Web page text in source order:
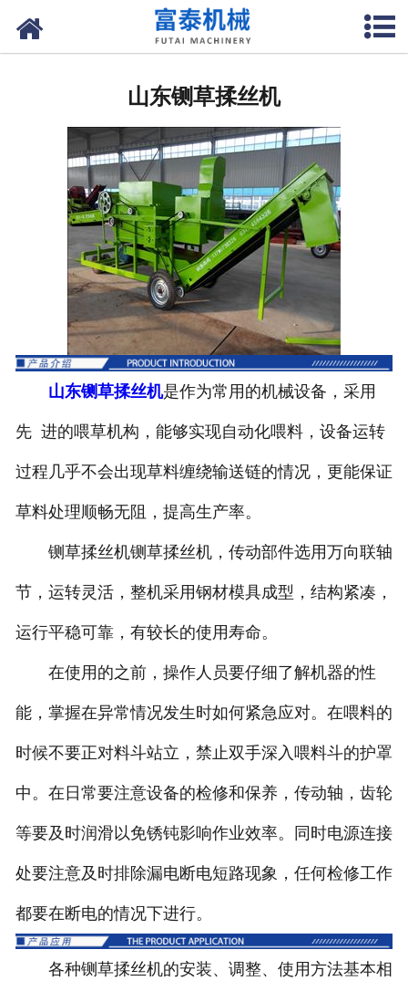
网站首页
山东花生剥壳机
山东玉米割台
山东铡草机
山东上料机
山东铡草揉丝机
山东铡草揉丝机是作为常用的机械设备，采用
先 进的喂草机构，能够实现自动化喂料，设备运转
过程几乎不会出现草料缠绕输送链的情况，更能保证
草料处理顺畅无阻，提高生产率。
铡草揉丝机铡草揉丝机，传动部件选用万向联轴
节，运转灵活，整机采用钢材模具成型，结构紧凑，
运行平稳可靠，有较长的使用寿命。
在使用的之前，操作人员要仔细了解机器的性
能，掌握在异常情况发生时如何紧急应对。在喂料的
时候不要正对料斗站立，禁止双手深入喂料斗的护罩
中。在日常要注意设备的检修和保养，传动轴，齿轮
等要及时润滑以免锈钝影响作业效率。同时电源连接
处要注意及时排除漏电断电短路现象，任何检修工作
都要在断电的情况下进行。
各种铡草揉丝机的安装、调整、使用方法基本相